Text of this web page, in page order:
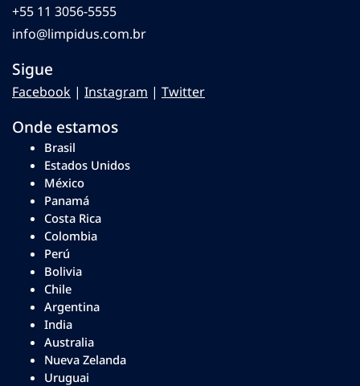
+55 11 3056-5555
info@limpidus.com.br
Sigue
Facebook | Instagram | Twitter
Onde estamos
Brasil
Estados Unidos
México
Panamá
Costa Rica
Colombia
Perú
Bolivia
Chile
Argentina
India
Australia
Nueva Zelanda
Uruguai